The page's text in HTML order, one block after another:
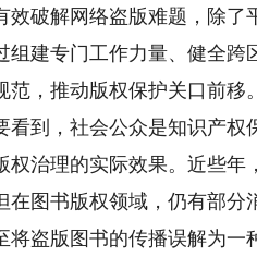
解网络盗版难题，除了
组建专门工作力量、健全跨
范，推动版权保护关口前移。
，社会公众是知识产权
权治理的实际效果。近些年
在图书版权领域，仍有部分
将盗版图书的传播误解为一